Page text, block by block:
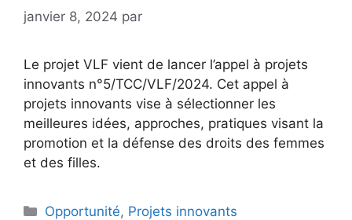
janvier 8, 2024 par
Le projet VLF vient de lancer l’appel à projets
innovants n°5/TCC/VLF/2024. Cet appel à
projets innovants vise à sélectionner les
meilleures idées, approches, pratiques visant la
promotion et la défense des droits des femmes
et des filles.
Opportunité, Projets innovants